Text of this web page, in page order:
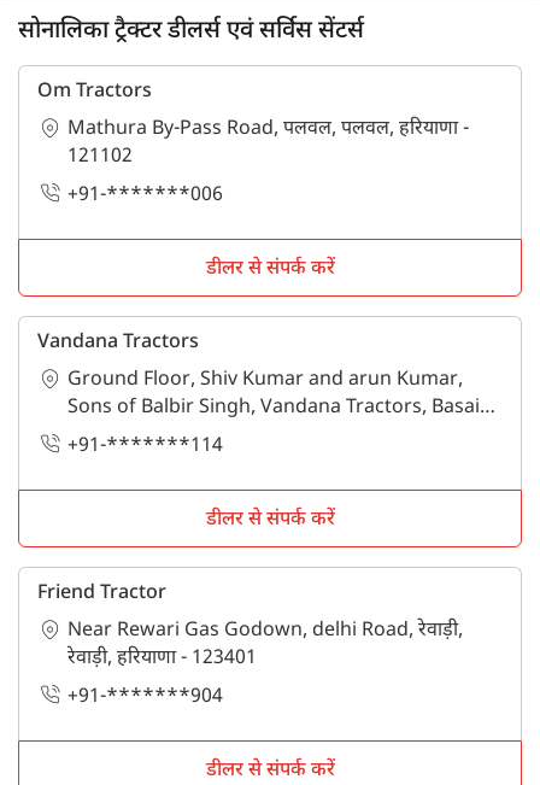
सोनालिका ट्रैक्टर डीलर्स एवं सर्विस सेंटर्स
Om Tractors
Mathura By-Pass Road, पलवल, पलवल, हरियाणा -
121102
+91-*******006
डीलर से संपर्क करें
Vandana Tractors
Ground Floor, Shiv Kumar and arun Kumar,
Sons of Balbir Singh, Vandana Tractors, Basai
Road, गुडगाँव, गुरुग्राम, हरियाणा - 122001
+91-*******114
डीलर से संपर्क करें
Friend Tractor
Near Rewari Gas Godown, delhi Road, रेवाड़ी,
रेवाड़ी, हरियाणा - 123401
+91-*******904
डीलर से संपर्क करें